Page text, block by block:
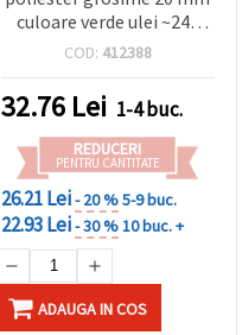
culoare verde ulei ~240
grame -25 metri
COD: 412388
32.76 Lei 1-4 buc.
REDUCERI
PENTRU CANTITATE
26.21 Lei- 20 %5-9 buc.
22.93 Lei- 30 %10 buc. +
ADAUGA IN COS